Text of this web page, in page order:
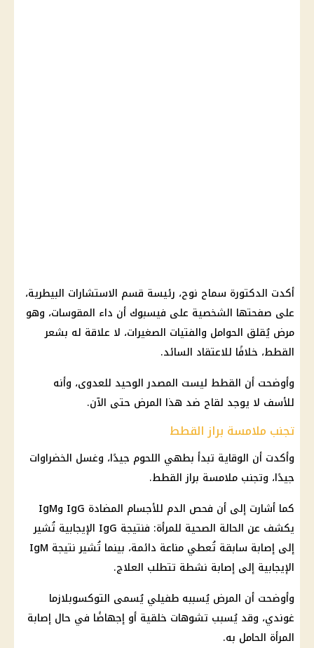
أكدت الدكتورة سماح نوح، رئيسة قسم الاستشارات البيطرية،
على صفحتها الشخصية على فيسبوك أن داء المقوسات، وهو
مرض يُقلق الحوامل والفتيات الصغيرات، لا علاقة له بشعر
القطط، خلافًا للاعتقاد السائد.
وأوضحت أن القطط ليست المصدر الوحيد للعدوى، وأنه
للأسف لا يوجد لقاح ضد هذا المرض حتى الآن.
تجنب ملامسة براز القطط
وأكدت أن الوقاية تبدأ بطهي اللحوم جيدًا، وغسل الخضراوات
جيدًا، وتجنب ملامسة براز القطط.
كما أشارت إلى أن فحص الدم للأجسام المضادة IgG وIgM
يكشف عن الحالة الصحية للمرأة: فنتيجة IgG الإيجابية تُشير
إلى إصابة سابقة تُعطي مناعة دائمة، بينما تُشير نتيجة IgM
الإيجابية إلى إصابة نشطة تتطلب العلاج.
وأوضحت أن المرض يُسببه طفيلي يُسمى التوكسوبلازما
غوندي، وقد يُسبب تشوهات خلقية أو إجهاضًا في حال إصابة
المرأة الحامل به.